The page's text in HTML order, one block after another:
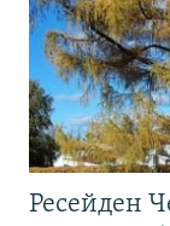
Ресейден